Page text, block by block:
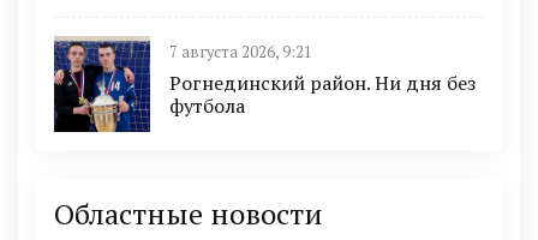
7 августа 2026, 9:21
Рогнединский район. Ни дня без
футбола
Областные новости